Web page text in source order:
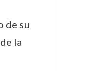
de su
la